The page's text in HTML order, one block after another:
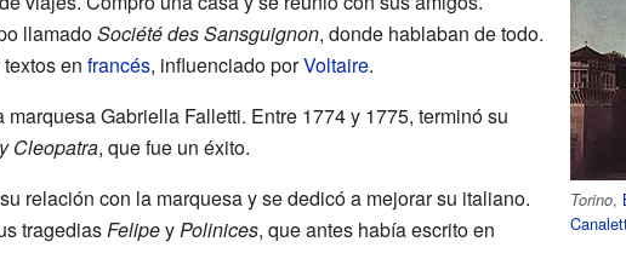
Torino,
llamadoSociété des Sansguignon, donde hablaban de todo.
en francés, influenciado porVoltaire.
Gabriella Falletti. Entre 1774 y 1775, terminó su
Cleopatra, que fue un éxito.
relación con la marquesa y se dedicó a mejorar su italiano.
tragediasFelipeyPolinices, que antes había escrito en